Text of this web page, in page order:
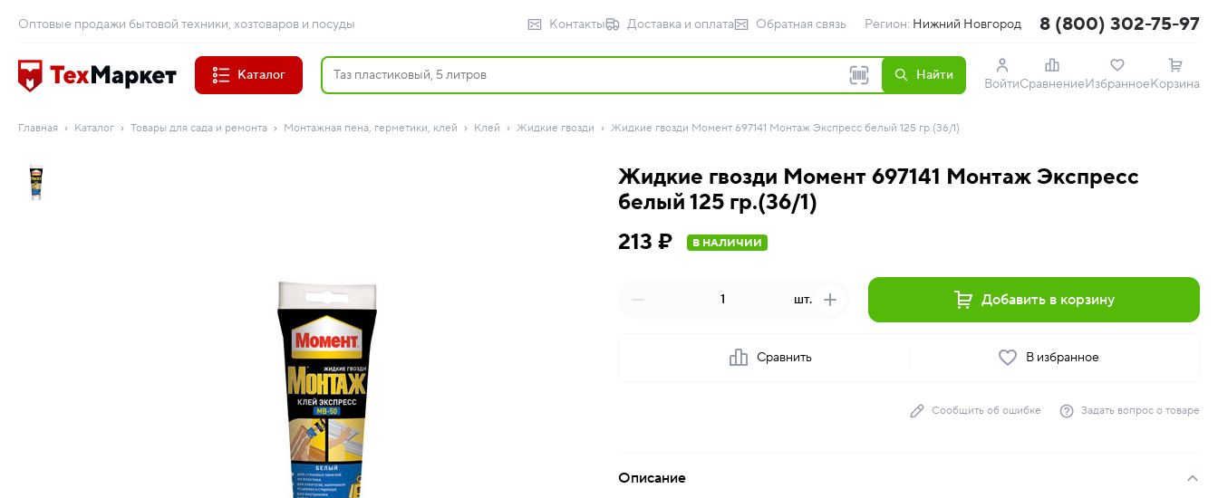
Оптовые продажи бытовой техники, хозтоваров и посуды Контакты Доставка и оплата Обратная связь Регион: Нижний Новгород 8 (800) 302-75-97
Каталог Найти
ВойтиСравнениеИзбранноеКорзина
Главная Каталог Товары для сада и ремонта Монтажная пена, герметики, клей Клей Жидкие гвозди Жидкие гвозди Момент 697141 Монтаж Экспресс белый 125 гр.(36/1)
Жидкие гвозди Момент 697141 Монтаж Экспресс
белый 125 гр.(36/1)
213 ₽
В НАЛИЧИИ
шт. Добавить в корзину
Сравнить В избранное
Сообщить об ошибке Задать вопрос о товаре
Описание